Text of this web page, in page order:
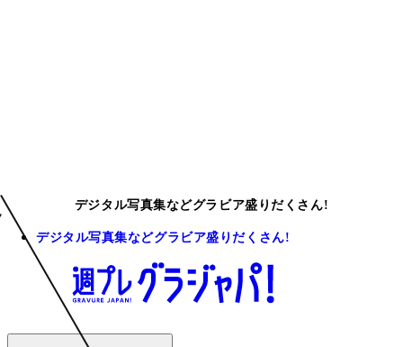
デジタル写真集などグラビア盛りだくさん!
デジタル写真集などグラビア盛りだくさん!